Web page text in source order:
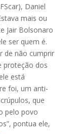
Daniel
mais ou
Jair Bolsonaro
ser quem é.
de não cumprir
proteção dos
está
foi, um anti-
que
pelo povo
pontua ele,